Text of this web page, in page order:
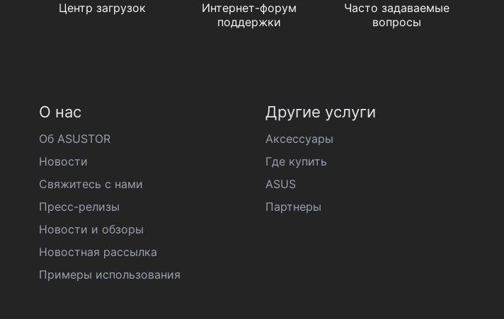
Центр загрузок
Интернет-форум
поддержки
Часто задаваемые
вопросы
О нас
Об ASUSTOR
Новости
Свяжитесь с нами
Пресс-релизы
Новости и обзоры
Новостная рассылка
Примеры использования
Другие услуги
Аксессуары
Где купить
ASUS
Партнеры